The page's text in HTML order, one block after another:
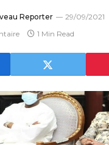
Reporter
29/09/2021
1 Min Read